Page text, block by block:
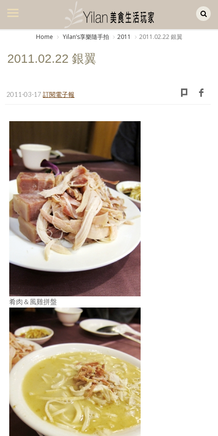
美食集
書房集
日記簿
餐桌週記
享樂隨手拍
照相簿
影音區
創意出版服務
關於Yilan
個人著作
活動實況記錄
媒體報導一覽
訂閱電子報
Home Yilanʼs享樂隨手拍 2011 2011.02.22 銀翼
2011.02.22 銀翼
2011-03-17 訂閱電子報
肴肉＆風雞拼盤